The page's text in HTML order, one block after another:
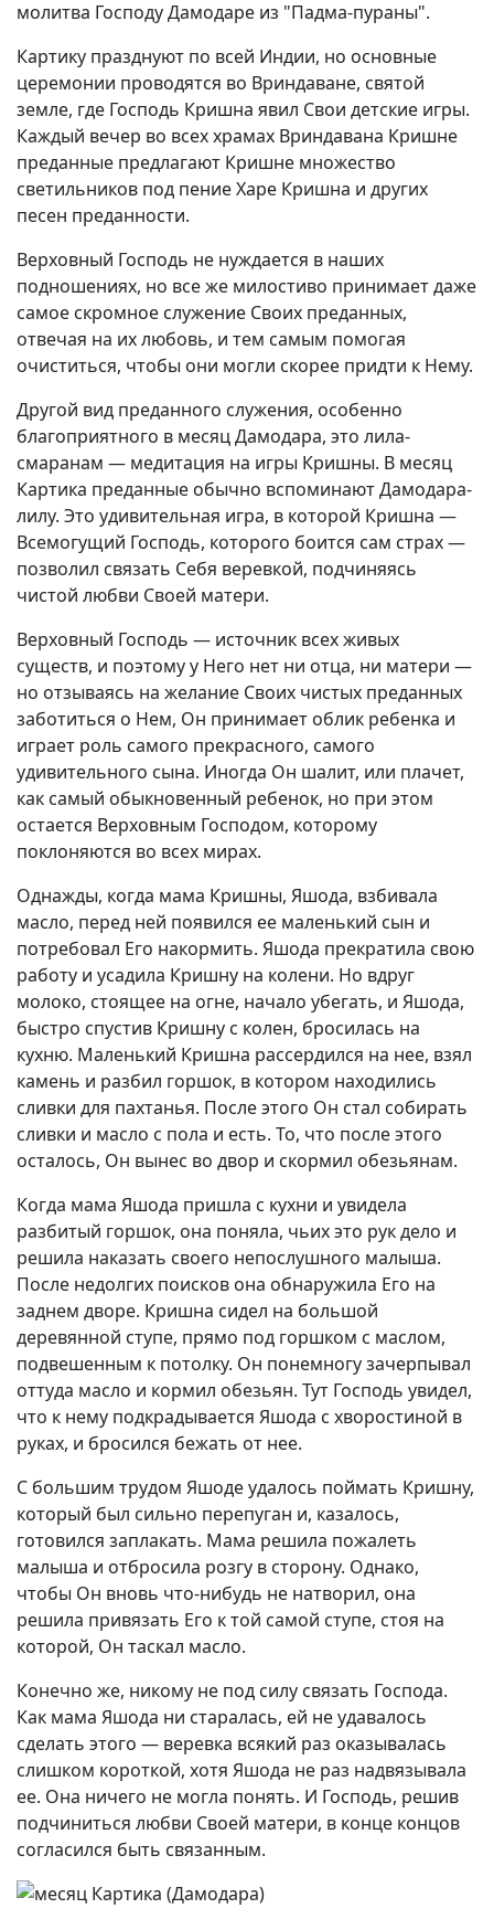
молитва Господу Дамодаре из "Падма-пураны".
Картику празднуют по всей Индии, но основные
церемонии проводятся во Вриндаване, святой
земле, где Господь Кришна явил Свои детские игры.
Каждый вечер во всех храмах Вриндавана Кришне
преданные предлагают Кришне множество
светильников под пение Харе Кришна и других
песен преданности.
Верховный Господь не нуждается в наших
подношениях, но все же милостиво принимает даже
самое скромное служение Своих преданных,
отвечая на их любовь, и тем самым помогая
очиститься, чтобы они могли скорее придти к Нему.
Другой вид преданного служения, особенно
благоприятного в месяц Дамодара, это лила-
смаранам — медитация на игры Кришны. В месяц
Картика преданные обычно вспоминают Дамодара-
лилу. Это удивительная игра, в которой Кришна —
Всемогущий Господь, которого боится сам страх —
позволил связать Себя веревкой, подчиняясь
чистой любви Своей матери.
Верховный Господь — источник всех живых
существ, и поэтому у Него нет ни отца, ни матери —
но отзываясь на желание Своих чистых преданных
заботиться о Нем, Он принимает облик ребенка и
играет роль самого прекрасного, самого
удивительного сына. Иногда Он шалит, или плачет,
как самый обыкновенный ребенок, но при этом
остается Верховным Господом, которому
поклоняются во всех мирах.
Однажды, когда мама Кришны, Яшода, взбивала
масло, перед ней появился ее маленький сын и
потребовал Его накормить. Яшода прекратила свою
работу и усадила Кришну на колени. Но вдруг
молоко, стоящее на огне, начало убегать, и Яшода,
быстро спустив Кришну с колен, бросилась на
кухню. Маленький Кришна рассердился на нее, взял
камень и разбил горшок, в котором находились
сливки для пахтанья. После этого Он стал собирать
сливки и масло с пола и есть. То, что после этого
осталось, Он вынес во двор и скормил обезьянам.
Когда мама Яшода пришла с кухни и увидела
разбитый горшок, она поняла, чьих это рук дело и
решила наказать своего непослушного малыша.
После недолгих поисков она обнаружила Его на
заднем дворе. Кришна сидел на большой
деревянной ступе, прямо под горшком с маслом,
подвешенным к потолку. Он понемногу зачерпывал
оттуда масло и кормил обезьян. Тут Господь увидел,
что к нему подкрадывается Яшода с хворостиной в
руках, и бросился бежать от нее.
С большим трудом Яшоде удалось поймать Кришну,
который был сильно перепуган и, казалось,
готовился заплакать. Мама решила пожалеть
малыша и отбросила розгу в сторону. Однако,
чтобы Он вновь что-нибудь не натворил, она
решила привязать Его к той самой ступе, стоя на
которой, Он таскал масло.
Конечно же, никому не под силу связать Господа.
Как мама Яшода ни старалась, ей не удавалось
сделать этого — веревка всякий раз оказывалась
слишком короткой, хотя Яшода не раз надвязывала
ее. Она ничего не могла понять. И Господь, решив
подчиниться любви Своей матери, в конце концов
согласился быть связанным.